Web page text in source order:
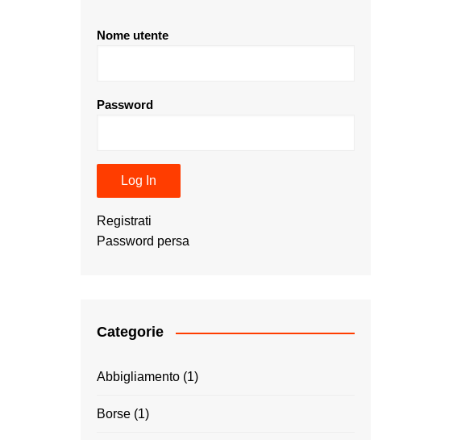
Nome utente
Password
Registrati
Password persa
Categorie
Abbigliamento (1)
Borse (1)